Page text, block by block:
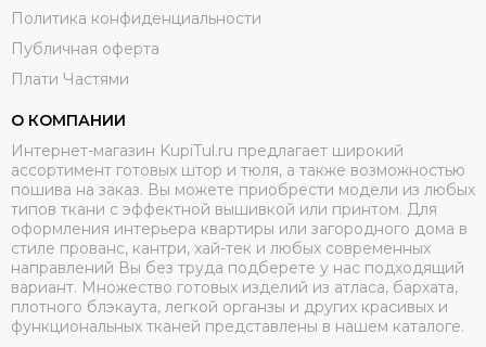
Политика конфиденциальности
Публичная оферта
Плати Частями
О КОМПАНИИ
Интернет-магазин KupiTul.ru предлагает широкий
ассортимент готовых штор и тюля, а также возможностью
пошива на заказ. Вы можете приобрести модели из любых
типов ткани с эффектной вышивкой или принтом. Для
оформления интерьера квартиры или загородного дома в
стиле прованс, кантри, хай-тек и любых современных
направлений Вы без труда подберете у нас подходящий
вариант. Множество готовых изделий из атласа, бархата,
плотного блэкаута, легкой органзы и других красивых и
функциональных тканей представлены в нашем каталоге.